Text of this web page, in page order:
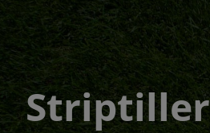
Striptiller